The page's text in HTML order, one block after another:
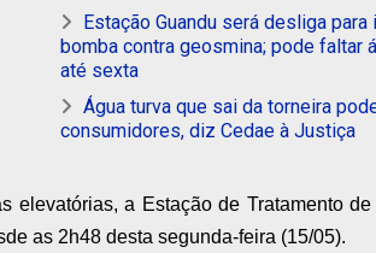
Estação Guandu será desliga
bomba contra geosmina; pode faltar
até sexta
Água turva que sai da torneira
consumidores, diz Cedae à Justiça
elevatórias, a Estação de Tratamento
as 2h48 desta segunda-feira (15/05).